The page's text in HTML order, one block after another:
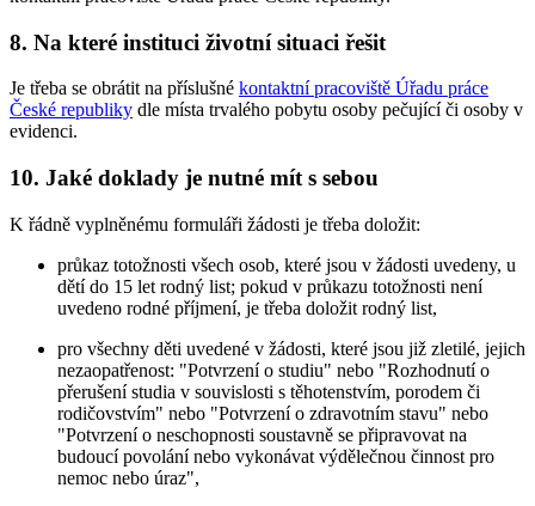
8. Na které instituci životní situaci řešit
Je třeba se obrátit na příslušné kontaktní pracoviště Úřadu práce
České republiky dle místa trvalého pobytu osoby pečující či osoby v
evidenci.
10. Jaké doklady je nutné mít s sebou
K řádně vyplněnému formuláři žádosti je třeba doložit:
průkaz totožnosti všech osob, které jsou v žádosti uvedeny, u
dětí do 15 let rodný list; pokud v průkazu totožnosti není
uvedeno rodné příjmení, je třeba doložit rodný list,
pro všechny děti uvedené v žádosti, které jsou již zletilé, jejich
nezaopatřenost: "Potvrzení o studiu" nebo "Rozhodnutí o
přerušení studia v souvislosti s těhotenstvím, porodem či
rodičovstvím" nebo "Potvrzení o zdravotním stavu" nebo
"Potvrzení o neschopnosti soustavně se připravovat na
budoucí povolání nebo vykonávat výdělečnou činnost pro
nemoc nebo úraz",